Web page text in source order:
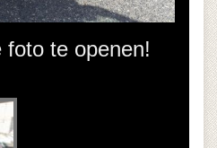
foto te openen!